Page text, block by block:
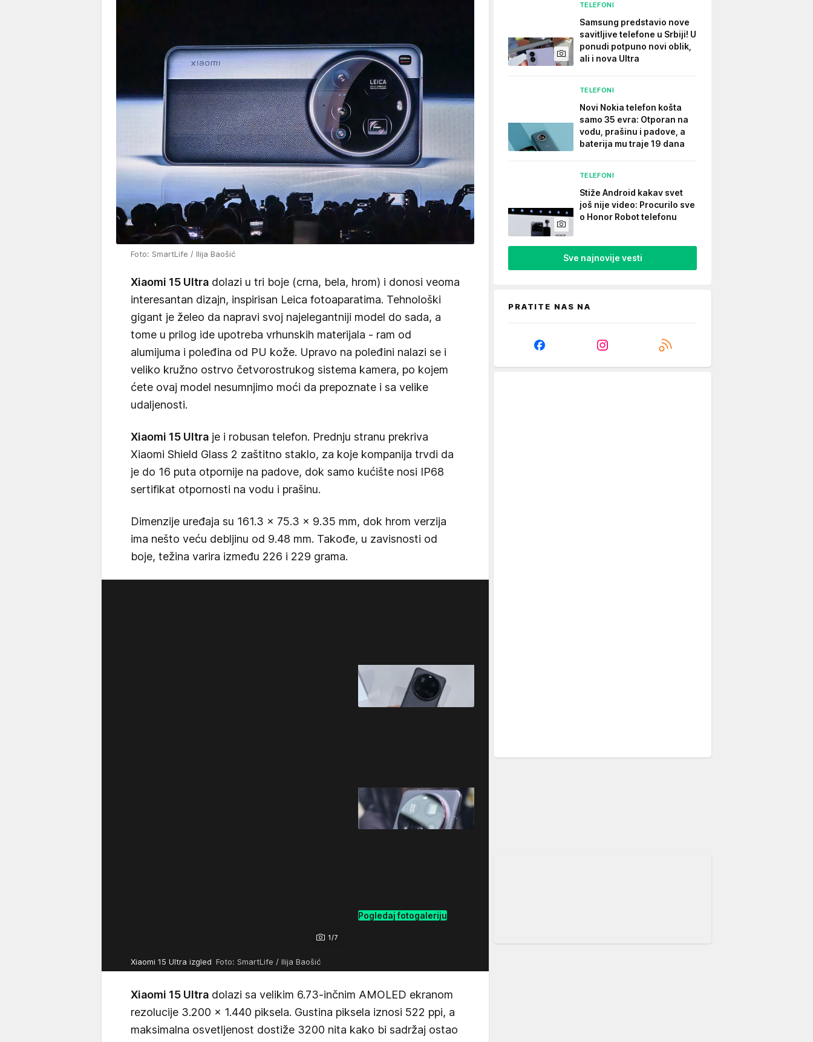
Foto: SmartLife / Ilija Baošić
Xiaomi 15 Ultra dolazi u tri boje (crna, bela, hrom) i donosi veoma
interesantan dizajn, inspirisan Leica fotoaparatima. Tehnološki
gigant je želeo da napravi svoj najelegantniji model do sada, a
tome u prilog ide upotreba vrhunskih materijala - ram od
alumijuma i poleđina od PU kože. Upravo na poleđini nalazi se i
veliko kružno ostrvo četvorostrukog sistema kamera, po kojem
ćete ovaj model nesumnjimo moći da prepoznate i sa velike
udaljenosti.
Xiaomi 15 Ultra je i robusan telefon. Prednju stranu prekriva
Xiaomi Shield Glass 2 zaštitno staklo, za koje kompanija trvdi da
je do 16 puta otpornije na padove, dok samo kućište nosi IP68
sertifikat otpornosti na vodu i prašinu.
Dimenzije uređaja su 161.3 x 75.3 x 9.35 mm, dok hrom verzija
ima nešto veću debljinu od 9.48 mm. Takođe, u zavisnosti od
boje, težina varira između 226 i 229 grama.
1/7
Pogledaj fotogaleriju
Xiaomi 15 Ultra izgled Foto: SmartLife / Ilija Baošić
Xiaomi 15 Ultra dolazi sa velikim 6.73-inčnim AMOLED ekranom
rezolucije 3.200 x 1.440 piksela. Gustina piksela iznosi 522 ppi, a
maksimalna osvetljenost dostiže 3200 nita kako bi sadržaj ostao
TELEFONI
Samsung predstavio nove
savitljive telefone u Srbiji! U
ponudi potpuno novi oblik,
ali i nova Ultra
TELEFONI
Novi Nokia telefon košta
samo 35 evra: Otporan na
vodu, prašinu i padove, a
baterija mu traje 19 dana
TELEFONI
Stiže Android kakav svet
još nije video: Procurilo sve
o Honor Robot telefonu
Sve najnovije vesti
PRATITE NAS NA